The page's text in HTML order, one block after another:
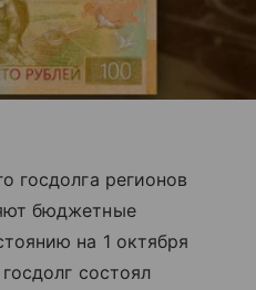
госдолга регионов
бюджетные
на 1 октября
состоял